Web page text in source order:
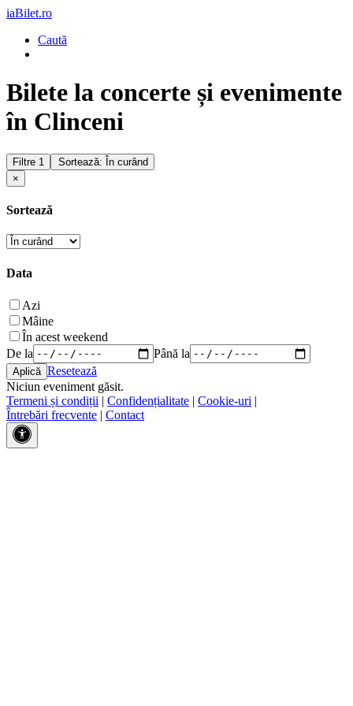
iaBilet.ro
Caută
Bilete la concerte și evenimente
în Clinceni
Filtre 1
Sortează: În curând
×
Sortează
Data
Azi
Mâine
În acest weekend
De la
Până la
Resetează
Niciun eveniment găsit.
Termeni și condiții | Confidențialitate | Cookie-uri |
Întrebări frecvente | Contact